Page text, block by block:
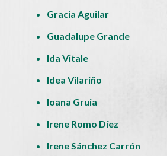
Gracia Aguilar
Guadalupe Grande
Ida Vitale
Idea Vilariño
Ioana Gruia
Irene Romo Díez
Irene Sánchez Carrón